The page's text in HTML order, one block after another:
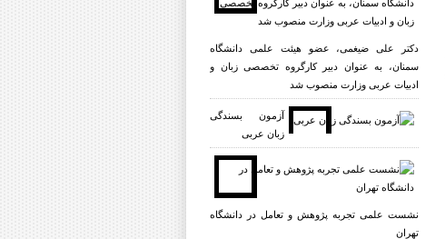
دکتر علی ضیغمی، عضو هیئت علمی دانشگاه
سمنان، به عنوان دبیر کارگروه تخصصی زبان و
ادبیات عربی وزارت منصوب شد
آزمون بسندگی
زبان عربی
نشست علمی تجربه پژوهش و تعامل در دانشگاه
تهران